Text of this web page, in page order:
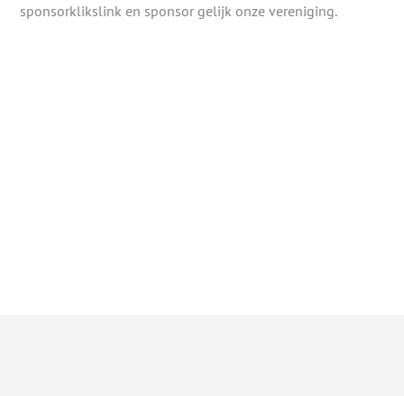
sponsorklikslink en sponsor gelijk onze vereniging.